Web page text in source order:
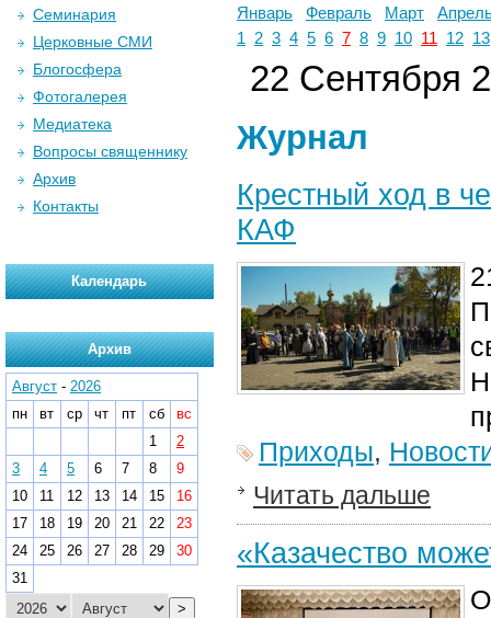
Январь Февраль Март
1
2 3 4 5 6 7 8 9 10 11 12 13
22 Сентября
Журнал
Крестный ход в
КАФ
Приходы,
Читать дальше
«Казачество
Семинария
Церковные СМИ
Блогосфера
Фотогалерея
Медиатека
Вопросы священнику
Архив
Контакты
Календарь
Архив
Август - 2026
пн
вт ср чт пт сб
вс
1
2
3
4 5 6 7 8
9
10
11 12 13 14 15
16
17
18 19 20 21 22
23
24
25 26 27 28 29
30
31
>